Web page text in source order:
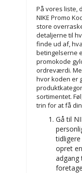
På vores liste,
NIKE Promo
store
detaljerne til
finde ud af,
betingelserne
promokode
ordreværdi.
hvor koden er
sortimentet.
trin for at få
Gå til
opret
adgang